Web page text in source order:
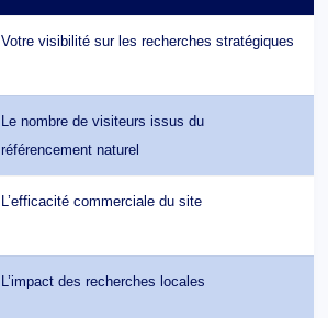
Votre visibilité sur les recherches stratégiques
Le nombre de visiteurs issus du
référencement naturel
L’efficacité commerciale du site
L’impact des recherches locales